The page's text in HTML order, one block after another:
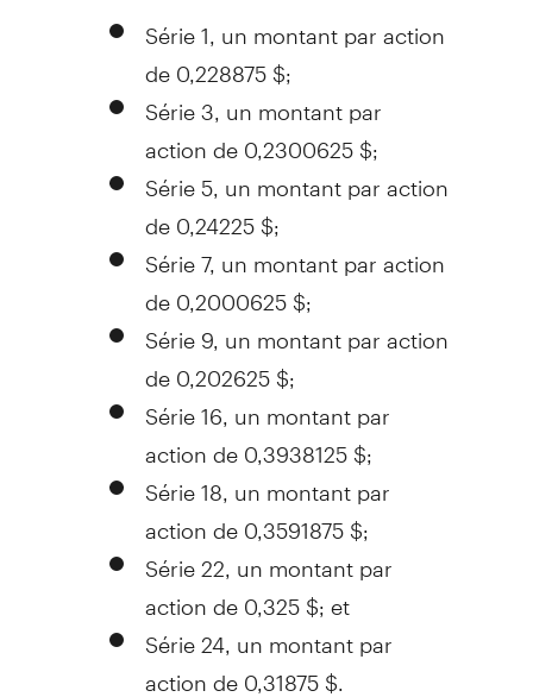
Série 1, un montant par action
de 0,228875 $;
Série 3, un montant par
action de 0,2300625 $;
Série 5, un montant par action
de 0,24225 $;
Série 7, un montant par action
de 0,2000625 $;
Série 9, un montant par action
de 0,202625 $;
Série 16, un montant par
action de 0,3938125 $;
Série 18, un montant par
action de 0,3591875 $;
Série 22, un montant par
action de 0,325 $; et
Série 24, un montant par
action de 0,31875 $.